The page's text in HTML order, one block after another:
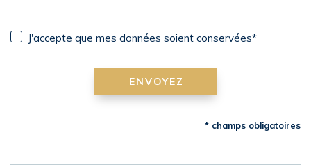
J'accepte que mes données soient conservées*
ENVOYEZ
* champs obligatoires